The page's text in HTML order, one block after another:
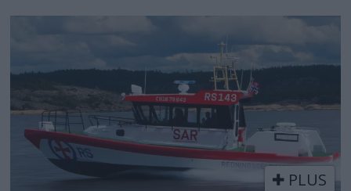
PLUS